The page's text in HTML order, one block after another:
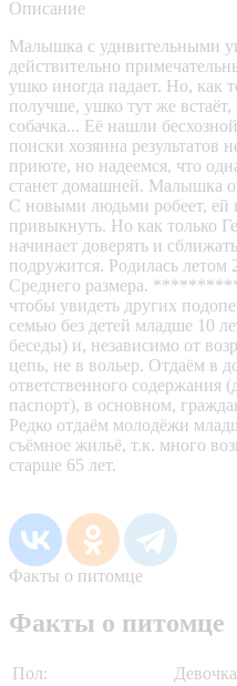
Описание
Малышка с удивительными
действительно
ушко иногда падает. Но, как
получше, ушко тут же встаёт,
собачка... Её нашли
поиски хозяина результатов
приюте, но надеемся, что
станет домашней. Малышка
С новыми людьми робеет, ей
привыкнуть. Но как только
начинает доверять и
подружится. Родилась летом
Среднего размера.
чтобы увидеть других
семью без детей младше 10
беседы) и, независимо от
цепь, не в вольер. Отдаëм в
ответственного содержания
паспорт), в основном,
Редко отдаём молодёжи
съёмное жильё, т.к. много
старше 65 лет.
Факты о питомце
Факты о питомце
Пол:
Девочка